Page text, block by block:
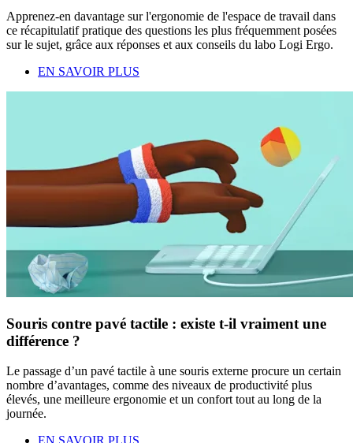
Apprenez-en davantage sur l'ergonomie de l'espace de travail dans
ce récapitulatif pratique des questions les plus fréquemment posées
sur le sujet, grâce aux réponses et aux conseils du labo Logi Ergo.
EN SAVOIR PLUS
Souris contre pavé tactile : existe t-il vraiment une
différence ?
Le passage d’un pavé tactile à une souris externe procure un certain
nombre d’avantages, comme des niveaux de productivité plus
élevés, une meilleure ergonomie et un confort tout au long de la
journée.